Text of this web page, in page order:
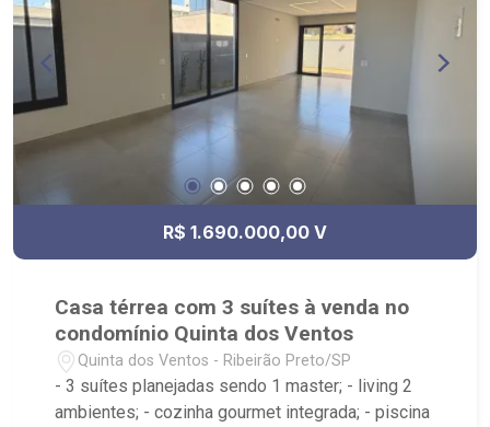
R$ 1.690.000,00 V
Casa térrea com 3 suítes à venda no
condomínio Quinta dos Ventos
Quinta dos Ventos - Ribeirão Preto/SP
- 3 suítes planejadas sendo 1 master; - living 2
ambientes; - cozinha gourmet integrada; - piscina